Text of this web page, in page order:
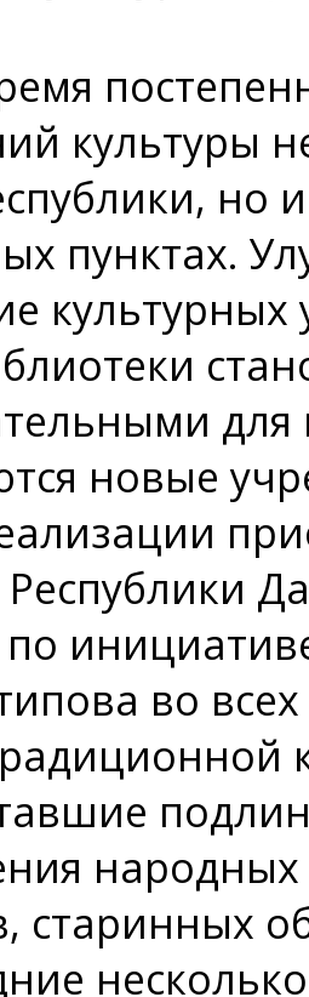
культуры
но
пунктах.
культурных
для
новые
по
во
народных
старинных